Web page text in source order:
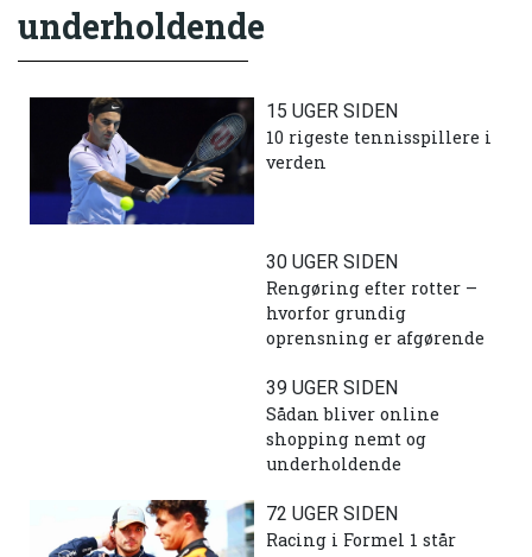
underholdende
15 UGER SIDEN
10 rigeste tennisspillere i
verden
30 UGER SIDEN
Rengøring efter rotter –
hvorfor grundig
oprensning er afgørende
39 UGER SIDEN
Sådan bliver online
shopping nemt og
underholdende
72 UGER SIDEN
Racing i Formel 1 står